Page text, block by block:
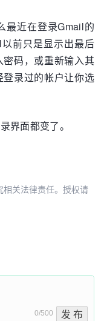
最近在登录Gmail的
前只是显示出最后
码，或重新输入其
录过的帐户让你选
界面都变了。
相关法律责任。授权请
0/500 发 布